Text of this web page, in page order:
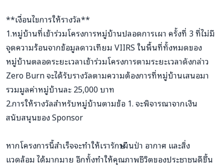
**เงื่อนไขการให้รางวัล**
1.หมู่บ้านที่เข้าร่วมโครงการหมู่บ้านปลอดการเผา ครั้งที่ 3 ที่ไม่มี
จุดความร้อนจากข้อมูลดาวเทียม VIIRS ในพื้นที่ทั้งหมดของ
หมู่บ้านตลอดระยะเวลาเข้าร่วมโครงการตามระยะเวลาดังกล่าว
Zero Burn จะได้รับรางวัลตามความต้องการที่หมู่บ้านเสนอมา
รวมมูลค่าหมู่บ้านละ 25,000 บาท
2.การให้รางวัลสำหรับหมู่บ้านตามข้อ 1. จะพิจารณาจากเงิน
สนับสนุนของ Sponsor
หากโครงการนี้สำเร็จจะทำให้เรารักษาผืนป่า อากาศ และสิ่ง
แวดล้อม ได้มากมาย อีกทั้งทำให้คุณภาพชีวิตของประชาชนดีขึ้น